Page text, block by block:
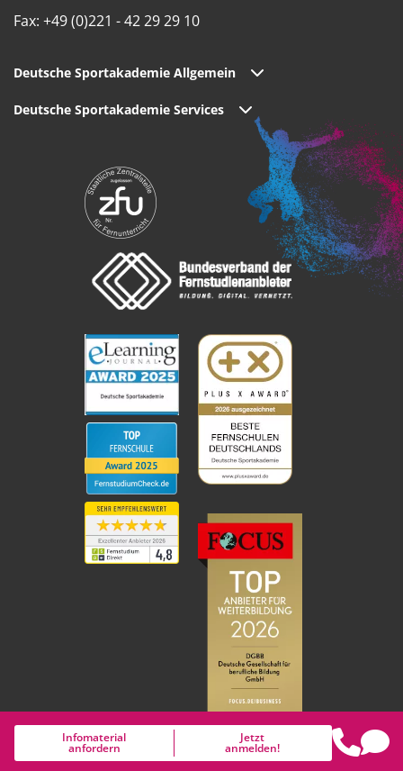
Infomaterial
anfordern
Jetzt
anmelden!
Fax: +49 (0)221 - 42 29 29 10
Deutsche Sportakademie Allgemein
Deutsche Sportakademie Services